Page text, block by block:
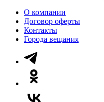
О компании
Договор оферты
Контакты
Города вещания